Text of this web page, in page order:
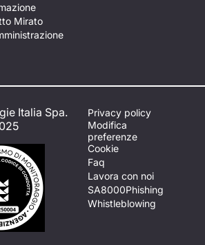
Mirato
Italia Spa.
Privacy policy
Modifica
preferenze
Cookie
Faq
Lavora con noi
SA8000Phishing
Whistleblowing